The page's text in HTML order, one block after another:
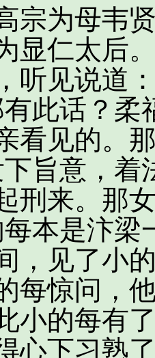
为母韦贤
显仁太后
听见说道
此话？柔
看见的。
旨意，
刑来。那
本是汴
，见了小
每惊问，
小的每有
心下习熟